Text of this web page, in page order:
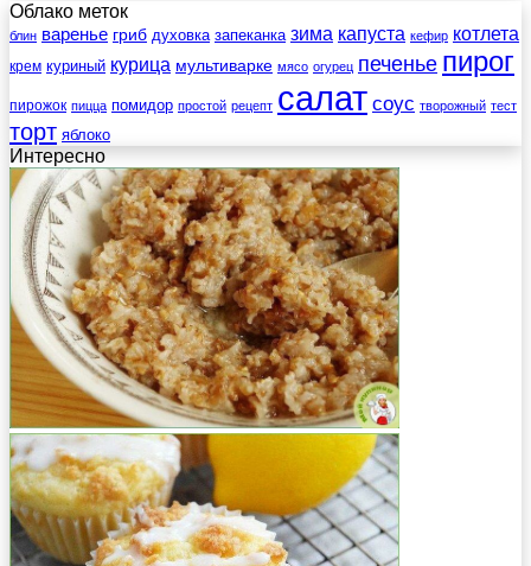
Облако меток
блин варенье гриб духовка запеканка зима капуста кефир котлета
крем куриный курица мультиварке мясо огурец печенье пирог
пирожок пицца помидор простой рецепт салат соус творожный тест
торт яблоко
Интересно